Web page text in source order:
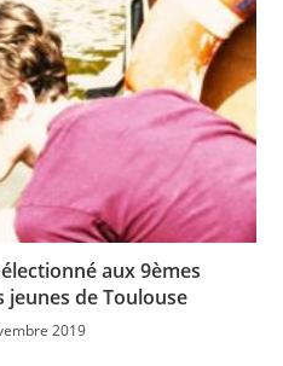
aux 9èmes
de Toulouse
2019